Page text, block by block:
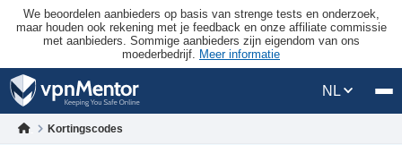
We beoordelen aanbieders op basis van strenge tests en onderzoek,
maar houden ook rekening met je feedback en onze affiliate commissie
met aanbieders. Sommige aanbieders zijn eigendom van ons
moederbedrijf. Meer informatie
NL
Kortingscodes